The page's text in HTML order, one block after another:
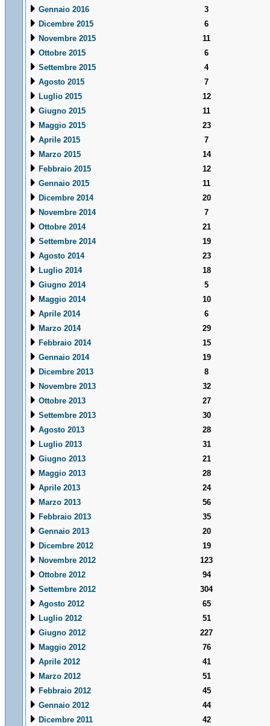
Gennaio 2016
3
Dicembre 2015
6
Novembre 2015
11
Ottobre 2015
6
Settembre 2015
4
Agosto 2015
7
Luglio 2015
12
Giugno 2015
11
Maggio 2015
23
Aprile 2015
7
Marzo 2015
14
Febbraio 2015
12
Gennaio 2015
11
Dicembre 2014
20
Novembre 2014
7
Ottobre 2014
21
Settembre 2014
19
Agosto 2014
23
Luglio 2014
18
Giugno 2014
5
Maggio 2014
10
Aprile 2014
6
Marzo 2014
29
Febbraio 2014
15
Gennaio 2014
19
Dicembre 2013
8
Novembre 2013
32
Ottobre 2013
27
Settembre 2013
30
Agosto 2013
28
Luglio 2013
31
Giugno 2013
21
Maggio 2013
28
Aprile 2013
24
Marzo 2013
56
Febbraio 2013
35
Gennaio 2013
20
Dicembre 2012
19
Novembre 2012
123
Ottobre 2012
94
Settembre 2012
304
Agosto 2012
65
Luglio 2012
51
Giugno 2012
227
Maggio 2012
76
Aprile 2012
41
Marzo 2012
51
Febbraio 2012
45
Gennaio 2012
44
Dicembre 2011
42